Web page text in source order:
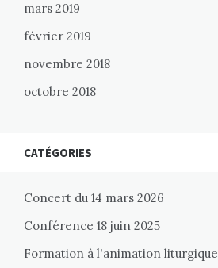
mars 2019
février 2019
novembre 2018
octobre 2018
CATÉGORIES
Concert du 14 mars 2026
Conférence 18 juin 2025
Formation à l'animation liturgique